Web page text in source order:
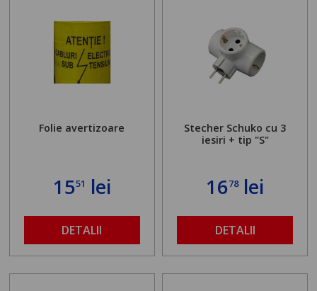
Folie avertizoare
1551 lei
DETALII
Stecher Schuko cu 3
iesiri + tip "S"
1678lei
DETALII